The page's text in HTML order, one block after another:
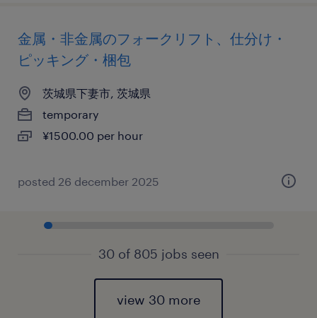
金属・非金属のフォークリフト、仕分け・
ピッキング・梱包
茨城県下妻市, 茨城県
temporary
¥1500.00 per hour
posted 26 december 2025
30 of 805 jobs seen
view 30 more